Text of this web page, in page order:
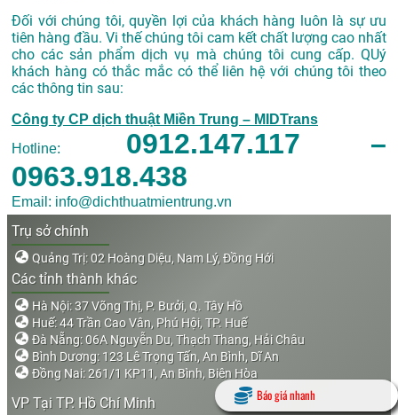
Đối với chúng tôi, quyền lợi của khách hàng luôn là sự ưu
tiên hàng đầu. Vi thế chúng tôi cam kết chất lượng cao nhất
cho các sản phẩm dịch vụ mà chúng tôi cung cấp. QUý
khách hàng có thắc mắc có thể liên hệ với chúng tôi theo
các thông tin sau:
Công ty CP dịch thuật Miền Trung – MIDTrans
Hotline: 0912.147.117 –
0963.918.438
Email: info@dichthuatmientrung.vn
Trụ sở chính
Quảng Trị: 02 Hoàng Diệu, Nam Lý, Đồng Hới
Các tỉnh thành khác
Hà Nội: 37 Võng Thị, P. Bưởi, Q. Tây Hồ
Huế: 44 Trần Cao Vân, Phú Hội, TP. Huế
Đà Nẵng: 06A Nguyễn Du, Thạch Thang, Hải Châu
Bình Dương: 123 Lê Trọng Tấn, An Bình, Dĩ An
Đồng Nai: 261/1 KP11, An Bình, Biên Hòa
VP Tại TP. Hồ Chí Minh Báo giá nhanh